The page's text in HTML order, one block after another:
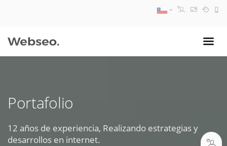
Portafolio
12 años de experiencia, Realizando estrategias y
desarrollos en internet.
09:30 AM A 18:30 PM
soporte@webseo.cl